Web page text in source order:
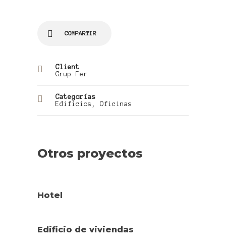
COMPARTIR
Client
Grup Fer
Categorías
Edificios , Oficinas
Otros proyectos
Hotel
Edificio de viviendas